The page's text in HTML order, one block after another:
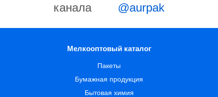
канала
@aurpak
Мелкооптовый каталог
Пакеты
Бумажная продукция
Бытовая химия